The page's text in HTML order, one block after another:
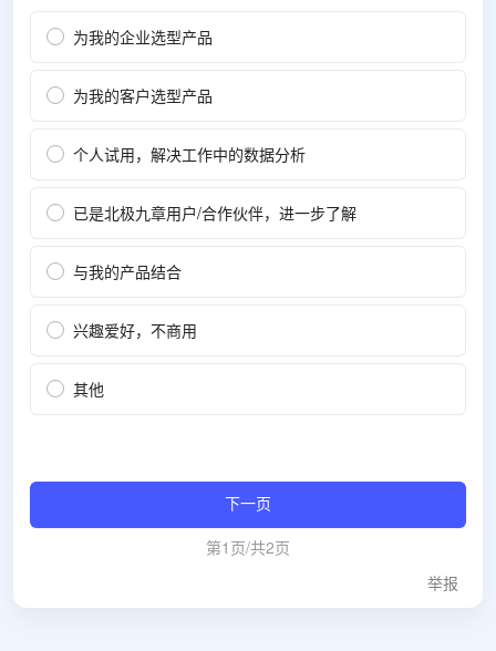
为我的企业选型产品
为我的客户选型产品
个人试用，解决工作中的数据分析
已是北极九章用户/合作伙伴，进一步了解
与我的产品结合
兴趣爱好，不商用
其他
下一页
第1页/共2页
举报